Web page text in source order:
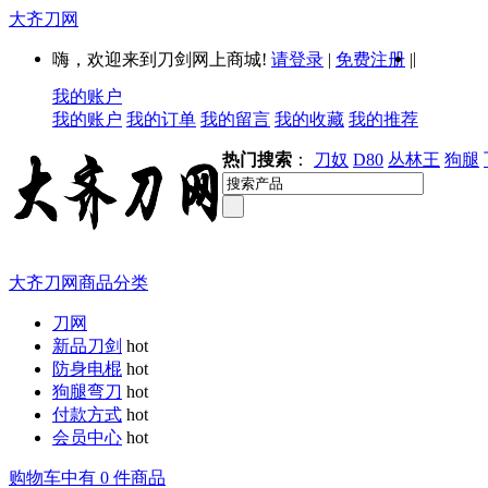
大齐刀网
嗨，欢迎来到刀剑网上商城! 请登录 | 免费注册 ||
我的账户
我的账户 我的订单 我的留言 我的收藏 我的推荐
热门搜索 ： 刀奴 D80 丛林王 狗腿
大齐刀网商品分类
刀网
新品刀剑 hot
防身电棍 hot
狗腿弯刀 hot
付款方式 hot
会员中心 hot
购物车中有 0 件商品